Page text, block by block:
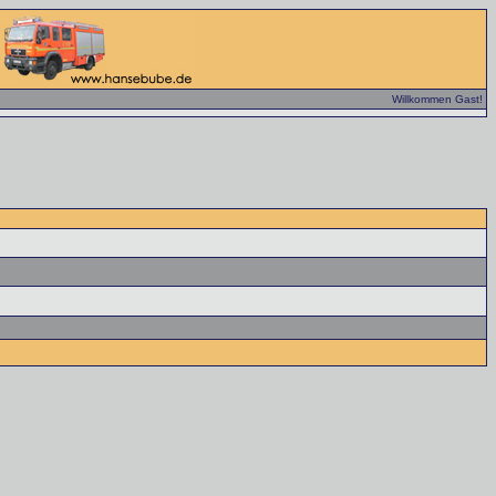
Willkommen Gast!